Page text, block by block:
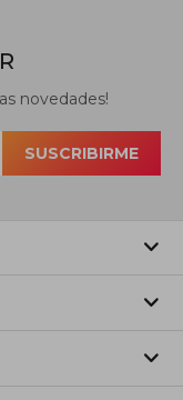
novedades!
SUSCRIBIRME